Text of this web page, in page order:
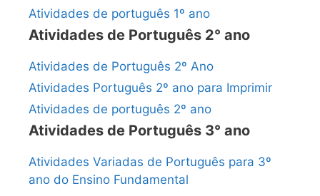
Atividades de português 1º ano
Atividades de Português 2° ano
Atividades de Português 2º Ano
Atividades Português 2º ano para Imprimir
Atividades de português 2º ano
Atividades de Português 3° ano
Atividades Variadas de Português para 3º
ano do Ensino Fundamental